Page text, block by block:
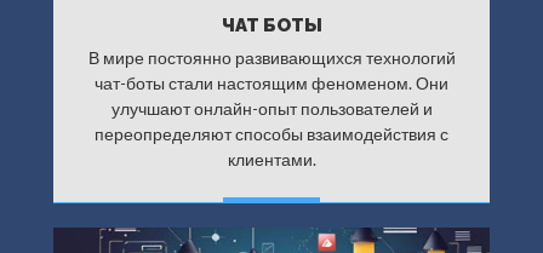
ЧАТ БОТЫ
В мире постоянно развивающихся технологий
чат-боты стали настоящим феноменом. Они
улучшают онлайн-опыт пользователей и
переопределяют способы взаимодействия с
клиентами.